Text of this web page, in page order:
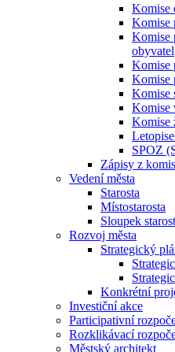
Komise
Komise
Komise
obyvatel
Komise
Komise
Komise
Komise
Komise
SPOZ
Zápisy z
Vedení města
Starosta
Místostarosta
Sloupek
Rozvoj města
Strategický
Konkrétní
Investiční akce
Participativní
Rozklikávací
Městský architekt